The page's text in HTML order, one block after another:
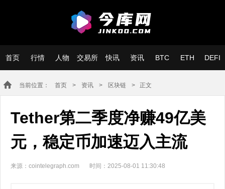
首页 行情 人物 交易所 快讯 资讯 BTC ETH DEFI
当前位置： 首页 > 资讯 > 区块链 > 正文
Tether第二季度净赚49亿美
元，稳定币加速迈入主流
来源：cointelegraph.com 时间：2025-08-01 11:30:48